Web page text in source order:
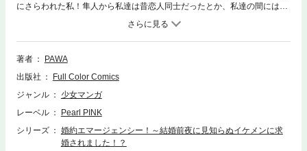
にさらわれた私！隼人から私達は昔恋人同士だったとか、私達の間には子
どもがいるとかワケのわからない事ばかり聞かされて大混乱！明日は大切
な結婚式！早くこの変態の手から逃げ出さなきゃ…！
著者
PAWA
出版社
Full Color Comics
ジャンル
少女マンガ
レーベル
Pearl PINK
シリーズ
婚約エマージェンシー！～結婚前夜に見知らぬイケメンに求
婚されました！？